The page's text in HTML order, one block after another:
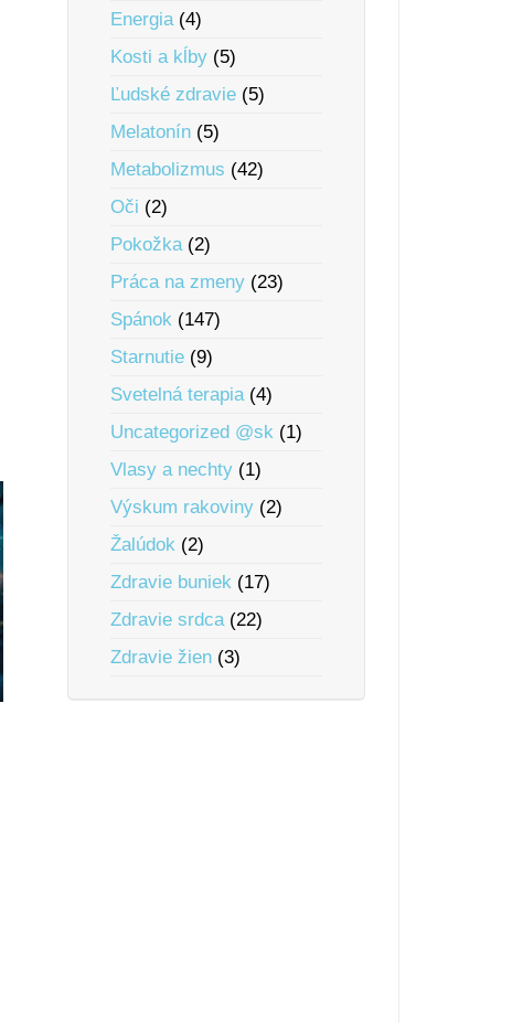
Energia(4)
Kosti a kĺby (5)
Ľudské zdravie (5)
Melatonín (5)
Metabolizmus (42)
Oči (2)
Pokožka(2)
Práca na zmeny (23)
Spánok (147)
Starnutie (9)
Svetelná terapia(4)
Uncategorized @sk (1)
Vlasy a nechty (1)
Výskum rakoviny (2)
Žalúdok (2)
Zdravie buniek (17)
Zdravie srdca(22)
Zdravie žien (3)